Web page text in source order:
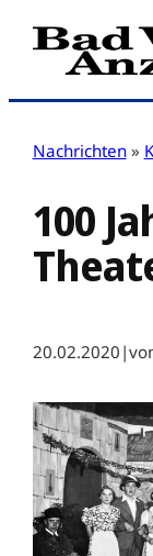
Zum
Inhalt
Nachrichten »
100
20.02.2020 |